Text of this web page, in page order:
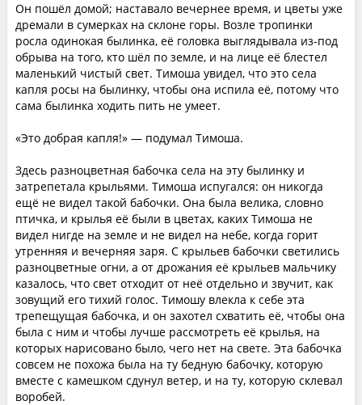
Он пошёл домой; наставало вечернее время, и цветы уже
дремали в сумерках на склоне горы. Возле тропинки
росла одинокая былинка, её головка выглядывала из-под
обрыва на того, кто шёл по земле, и на лице её блестел
маленький чистый свет. Тимоша увидел, что это села
капля росы на былинку, чтобы она испила её, потому что
сама былинка ходить пить не умеет.
«Это добрая капля!» — подумал Тимоша.
Здесь разноцветная бабочка села на эту былинку и
затрепетала крыльями. Тимоша испугался: он никогда
ещё не видел такой бабочки. Она была велика, словно
птичка, и крылья её были в цветах, каких Тимоша не
видел нигде на земле и не видел на небе, когда горит
утренняя и вечерняя заря. С крыльев бабочки светились
разноцветные огни, а от дрожания её крыльев мальчику
казалось, что свет отходит от неё отдельно и звучит, как
зовущий его тихий голос. Тимошу влекла к себе эта
трепещущая бабочка, и он захотел схватить её, чтобы она
была с ним и чтобы лучше рассмотреть её крылья, на
которых нарисовано было, чего нет на свете. Эта бабочка
совсем не похожа была на ту бедную бабочку, которую
вместе с камешком сдунул ветер, и на ту, которую склевал
воробей.